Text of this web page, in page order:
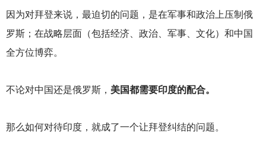
因为对拜登来说，最迫切的问题，是在军事和政治上压制俄
罗斯；在战略层面（包括经济、政治、军事、文化）和中国
全方位博弈。
不论对中国还是俄罗斯， 美国都需要印度的配合。
那么如何对待印度，就成了一个让拜登纠结的问题。